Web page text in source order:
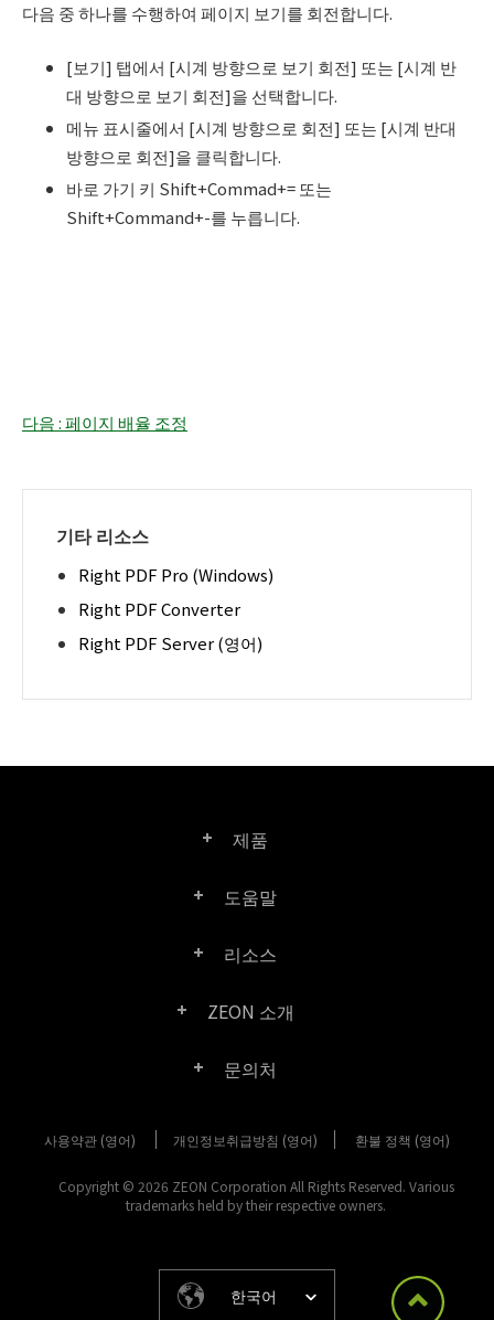
다음 중 하나를 수행하여 페이지 보기를 회전합니다.
[보기] 탭에서 [시계 방향으로 보기 회전] 또는 [시계 반
대 방향으로 보기 회전]을 선택합니다.
메뉴 표시줄에서 [시계 방향으로 회전] 또는 [시계 반대
방향으로 회전]을 클릭합니다.
바로 가기 키 Shift+Commad+= 또는
Shift+Command+-를 누릅니다.
다음 : 페이지 배율 조정
기타 리소스
Right PDF Pro (Windows)
Right PDF Converter
Right PDF Server (영어)
제품
Right PDF Pro
Right PDF Online
도움말
FAQ
리소스
제품/라이선스 비교
SDK 리소스 (Right PDF Server 용)
이전 버전 다운로드
ZEON 소개
회사 소개
미디어 보도
고객성공사례
법적 고지 사항
문의처
구매 문의
고객 센터
기타 문의 방법
사용약관 (영어) 개인정보취급방침 (영어) 환불 정책 (영어)
Copyright © 2026 ZEON Corporation All Rights Reserved. Various
trademarks held by their respective owners.